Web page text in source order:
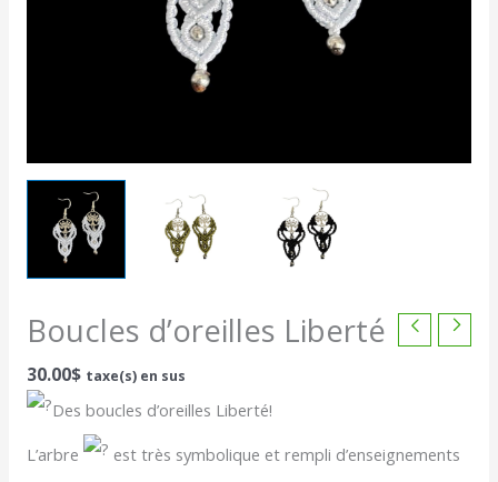
Boucles d’oreilles Liberté
30.00$ taxe(s) en sus
Des boucles d’oreilles Liberté!
L’arbre
est très symbolique et rempli d’enseignements